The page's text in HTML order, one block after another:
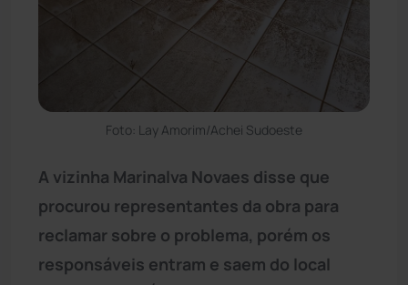
Foto: Lay Amorim/Achei Sudoeste
A vizinha Marinalva Novaes disse que
procurou representantes da obra para
reclamar sobre o problema, porém os
responsáveis entram e saem do local